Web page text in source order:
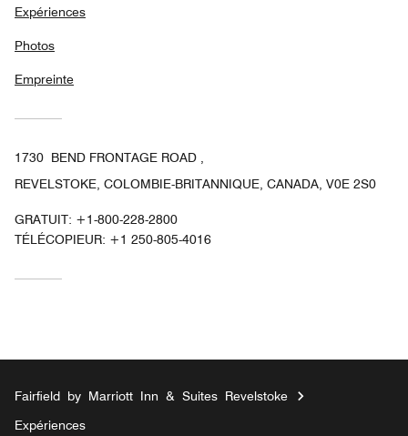
Expériences
Photos
Empreinte
1730 BEND FRONTAGE ROAD ,
REVELSTOKE, COLOMBIE-BRITANNIQUE, CANADA, V0E 2S0
GRATUIT: +1-800-228-2800
TÉLÉCOPIEUR: +1 250-805-4016
Fairfield by Marriott Inn & Suites Revelstoke
Expériences